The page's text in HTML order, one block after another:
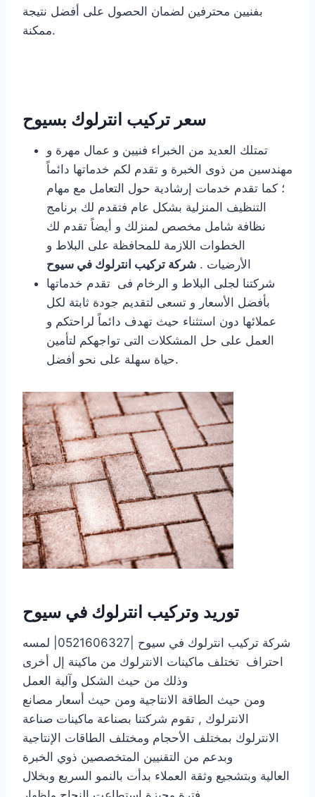
بفنيين محترفين لضمان الحصول على أفضل نتيجة
ممكنة.
سعر تركيب انترلوك بسيوح
تمتلك العديد من الخبراء فنيين و عمال مهرة و
مهندسين من ذوى الخبرة و تقدم لكم خدماتها دائماً
؛ كما تقدم خدمات إرشادية حول التعامل مع مهام
التنظيف المنزلية بشكل عام فتقدم لك برنامج
نظافة شامل مخصص لمنزلك و أيضاً تقدم لك
الخطوات اللازمة للمحافظة على البلاط و
الأرضيات . شركة تركيب انترلوك في سيوح
شركتنا لجلى البلاط و الرخام فى تقدم خدماتها
بأفضل الأسعار و تسعى لتقديم جودة ثابتة لكل
عملائها دون استثناء حيث تهدف دائماً لراحتكم و
العمل على حل المشكلات التى تواجهكم لتأمين
حياة سهلة على نحو أفضل.
توريد وتركيب انترلوك في سيوح
شركة تركيب انترلوك في سيوح |0521606327| لمسه
احتراف تختلف ماكينات الانترلوك من ماكينة إل أخرى
وذلك من حيث الشكل وآلية العمل
ومن حيث الطاقة الانتاجية ومن حيث أسعار مصانع
الانترلوك , تقوم شركتنا بصناعة ماكينات صناعة
الانترلوك بمختلف الأحجام ومختلف الطاقات الإنتاجية
وبدعم من التقنيين المتخصصين ذوي الخبرة
العالية وبتشجيع وثقة العملاء بدأت بالنمو السريع وبخلال